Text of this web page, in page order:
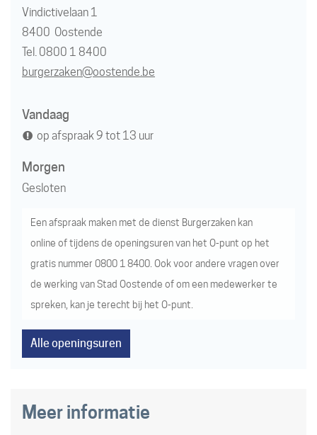
Vindictivelaan 1
,8400 Oostende
Tel./GSM
0800 1 8400
E-
burgerzaken@oostende.be
Openingsuren
Vandaag
op afspraak9 tot 13 uur
Morgen
Gesloten
Een afspraak maken met de dienst Burgerzaken kan
online of tijdens de openingsuren van het O-punt op het
gratis nummer 0800 1 8400 . Ook voor andere vragen over
de werking van Stad Oostende of om een medewerker te
spreken, kan je terecht bij het O-punt
Alle openingsuren
Meer informatie